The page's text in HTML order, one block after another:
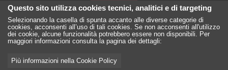
Questo sito utilizza cookies tecnici, analitici e di targeting
Selezionando la casella di spunta accanto alle diverse categorie di
cookies, acconsenti all’uso di tali cookies. Se non acconsenti all'utilizzo
dei cookie, alcune funzionalità potrebbero essere non disponibili. Per
maggiori informazioni consulta la pagina dei dettagli:
Più informazioni nella Cookie Policy